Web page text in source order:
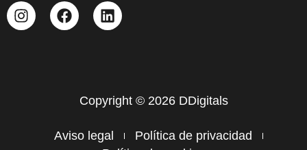
Copyright © 2026 DDigitals
Aviso legal
Política de privacidad